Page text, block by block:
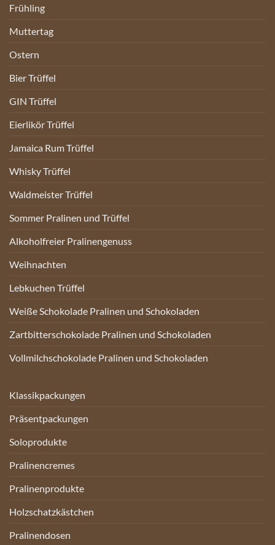
Frühling
Muttertag
Ostern
Bier Trüffel
GIN Trüffel
Eierlikör Trüffel
Jamaica Rum Trüffel
Whisky Trüffel
Waldmeister Trüffel
Sommer Pralinen und Trüffel
Alkoholfreier Pralinengenuss
Weihnachten
Lebkuchen Trüffel
Weiße Schokolade Pralinen und Schokoladen
Zartbitterschokolade Pralinen und Schokoladen
Vollmilchschokolade Pralinen und Schokoladen
Klassikpackungen
Präsentpackungen
Soloprodukte
Pralinencremes
Pralinenprodukte
Holzschatzkästchen
Pralinendosen